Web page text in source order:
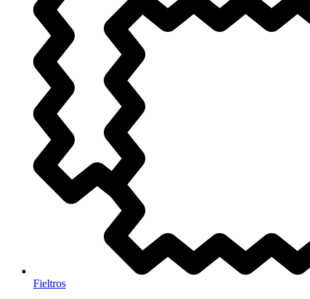
Fieltros